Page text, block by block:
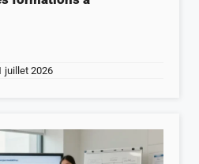
juillet 2026